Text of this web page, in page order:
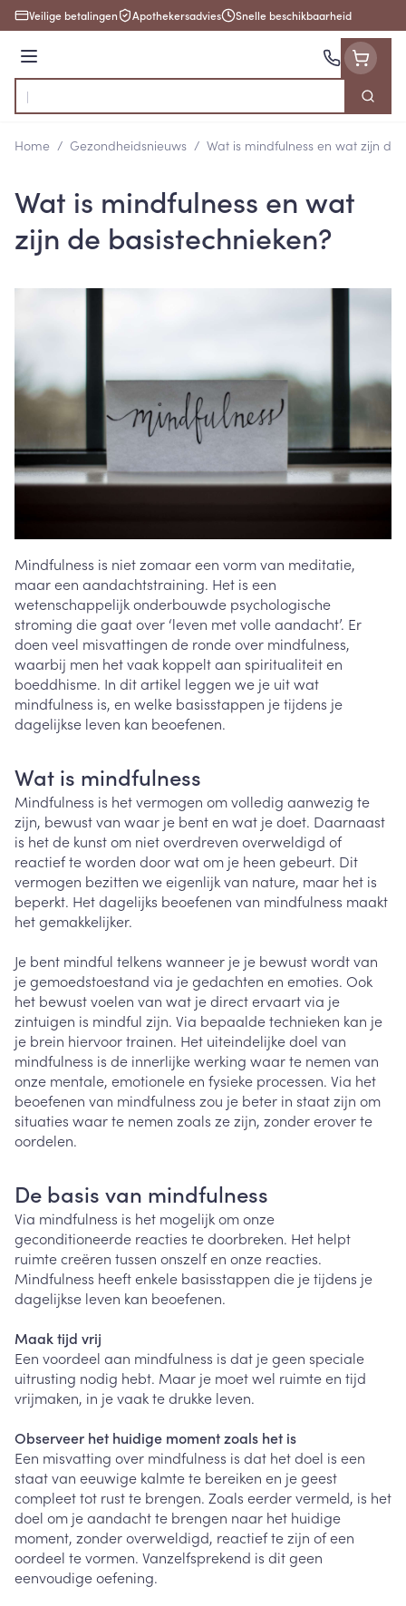
Ga naar de inhoud
Veilige betalingen Apothekersadvies Snelle beschikbaarheid
Menu
Product, merk, categorie...
Zoek
Home / Gezondheidsnieuws / Wat is mindfulness en wat zijn de
Wat is mindfulness en wat
zijn de basistechnieken?
Mindfulness is niet zomaar een vorm van meditatie,
maar een aandachtstraining. Het is een
wetenschappelijk onderbouwde psychologische
stroming die gaat over ‘leven met volle aandacht’. Er
doen veel misvattingen de ronde over mindfulness,
waarbij men het vaak koppelt aan spiritualiteit en
boeddhisme. In dit artikel leggen we je uit wat
mindfulness is, en welke basisstappen je tijdens je
dagelijkse leven kan beoefenen.
Wat is mindfulness
Mindfulness is het vermogen om volledig aanwezig te
zijn, bewust van waar je bent en wat je doet. Daarnaast
is het de kunst om niet overdreven overweldigd of
reactief te worden door wat om je heen gebeurt. Dit
vermogen bezitten we eigenlijk van nature, maar het is
beperkt. Het dagelijks beoefenen van mindfulness maakt
het gemakkelijker.
Je bent mindful telkens wanneer je je bewust wordt van
je gemoedstoestand via je gedachten en emoties. Ook
het bewust voelen van wat je direct ervaart via je
zintuigen is mindful zijn. Via bepaalde technieken kan je
je brein hiervoor trainen. Het uiteindelijke doel van
mindfulness is de innerlijke werking waar te nemen van
onze mentale, emotionele en fysieke processen. Via het
beoefenen van mindfulness zou je beter in staat zijn om
situaties waar te nemen zoals ze zijn, zonder erover te
oordelen.
De basis van mindfulness
Via mindfulness is het mogelijk om onze
geconditioneerde reacties te doorbreken. Het helpt
ruimte creëren tussen onszelf en onze reacties.
Mindfulness heeft enkele basisstappen die je tijdens je
dagelijkse leven kan beoefenen.
Maak tijd vrij
Een voordeel aan mindfulness is dat je geen speciale
uitrusting nodig hebt. Maar je moet wel ruimte en tijd
vrijmaken, in je vaak te drukke leven.
Observeer het huidige moment zoals het is
Een misvatting over mindfulness is dat het doel is een
staat van eeuwige kalmte te bereiken en je geest
compleet tot rust te brengen. Zoals eerder vermeld, is het
doel om je aandacht te brengen naar het huidige
moment, zonder overweldigd, reactief te zijn of een
oordeel te vormen. Vanzelfsprekend is dit geen
eenvoudige oefening.